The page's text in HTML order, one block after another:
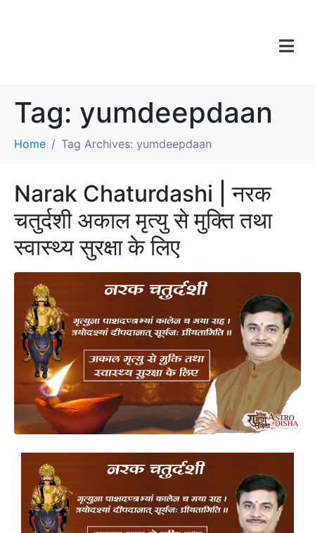
Tag: yumdeepdaan
Home Tag Archives: yumdeepdaan
Narak Chaturdashi | नरक
चतुर्दशी अकाल मृत्यु से मुक्ति तथा
स्वास्थ्य सुरक्षा के लिए